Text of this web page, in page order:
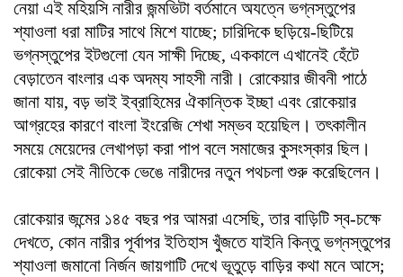
নেয়া এই মহিয়সি নারীর জন্মভিটা বর্তমানে অযত্নে ভগ্নস্তুপের
শ্যাওলা ধরা মাটির সাথে মিশে যাচ্ছে; চারিদিকে ছড়িয়ে-ছিটিয়ে
ভগ্নস্তুপের ইটগুলো যেন সাক্ষী দিচ্ছে, এককালে এখানেই হেঁটে
বেড়াতেন বাংলার এক অদম্য সাহসী নারী। রোকেয়ার জীবনী পাঠে
জানা যায়, বড় ভাই ইব্রাহিমের ঐকান্তিক ইচ্ছা এবং রোকেয়ার
আগ্রহের কারণে বাংলা ইংরেজি শেখা সম্ভব হয়েছিল। তৎকালীন
সময়ে মেয়েদের লেখাপড়া করা পাপ বলে সমাজের কুসংস্কার ছিল।
রোকেয়া সেই নীতিকে ভেঙে নারীদের নতুন পথচলা শুরু করেছিলেন।
রোকেয়ার জন্মের ১৪৫ বছর পর আমরা এসেছি, তার বাড়িটি স্ব-চক্ষে
দেখতে, কোন নারীর পূর্বাপর ইতিহাস খুঁজতে যাইনি কিন্তু ভগ্নস্তুপের
শ্যাওলা জমানো নির্জন জায়গাটি দেখে ভূতুড়ে বাড়ির কথা মনে আসে;